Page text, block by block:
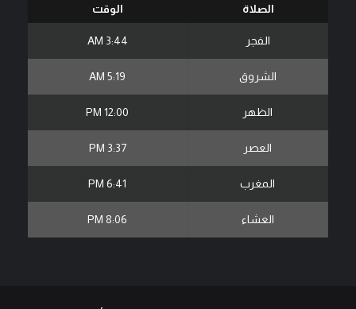
الصلاة الوقت
الفجر 3:44 AM
الشروق 5:19 AM
الظهر 12:00 PM
العصر 3:37 PM
المغرب 6:41 PM
العشاء 8:06 PM